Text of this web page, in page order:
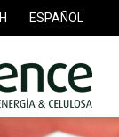
ESPAÑOL